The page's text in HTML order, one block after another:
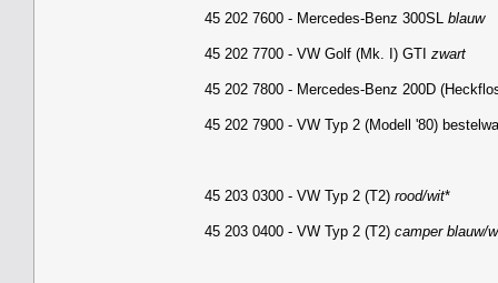
45 202 7600 - Mercedes-Benz 300SL blauw
45 202 7700 - VW Golf (Mk. I) GTI zwart
45 202 7800 - Mercedes-Benz 200D
45 202 7900 - VW Typ 2 (Modell '80)
45 203 0300 - VW Typ 2 (T2) rood/wit*
45 203 0400 - VW Typ 2 (T2) camper blauw/